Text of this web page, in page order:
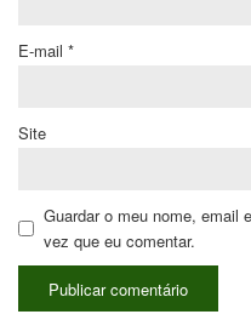
E-mail *
Site
Guardar o meu nome, email
vez que eu comentar.